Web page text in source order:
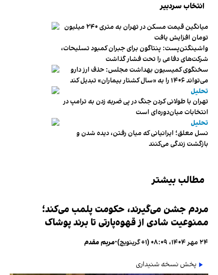
انتخاب سردبیر
میانگین قیمت مسکن در تهران به متری ۲۴۰ میلیون
تومان افزایش یافت
واشینگتن‌پست: پنتاگون برای جبران کمبود تسلیحات،
شرکت‌های دفاعی را تحت فشار گذاشت
سخنگوی کمیسیون بهداشت مجلس: حذف ارز دارو
می‌تواند ۱۴۰۶ را به «سال کشتار بیماران» تبدیل کند
تحلیل
تهران با طولانی کردن جنگ در پی ضربه زدن به ترامپ در
انتخابات میان‌دوره‌ای است
تحلیل
نسل معلق؛ ایرانیانی که میان رفتن، دیده شدن و
بازگشت زندگی می‌کنند
مطالب بیشتر
مردم جشن می‌گیرند، حکومت پلمب می‌کند؛
ممنوعیت شادی از قهوه‌پارتی تا برند پوشاک
۲۴ مهر ۱۴۰۴، ۰۸:۰۹ (‎+۱ گرینویچ) •مریم مقدم
پخش نسخه شنیداری